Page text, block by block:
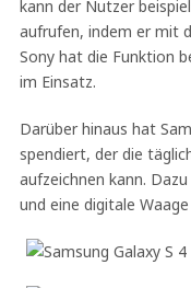
kann der Nutzer
aufrufen, indem er mit
Sony hat die Funktion
im Einsatz.
Darüber hinaus hat
spendiert, der die
aufzeichnen kann.
und eine digitale